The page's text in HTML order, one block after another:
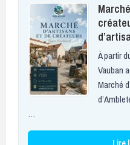
À partir
Vauban
Marché
…